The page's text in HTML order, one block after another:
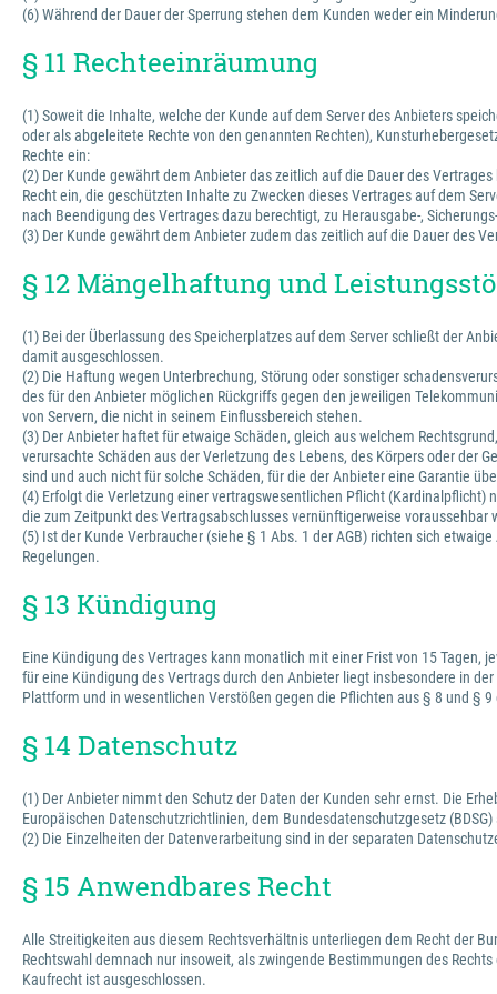
(6) Während der Dauer der Sperrung stehen dem Kunden weder ein
§ 11 Rechteeinräumung
(1) Soweit die Inhalte, welche der Kunde auf dem Server des Anbieters
oder als abgeleitete Rechte von den genannten Rechten),
Rechte ein:
(2) Der Kunde gewährt dem Anbieter das zeitlich auf die Dauer des
Recht ein, die geschützten Inhalte zu Zwecken dieses Vertrages auf dem
nach Beendigung des Vertrages dazu berechtigt, zu Herausgabe-,
(3) Der Kunde gewährt dem Anbieter zudem das zeitlich auf die Dauer des
§ 12 Mängelhaftung und
(1) Bei der Überlassung des Speicherplatzes auf dem Server schließt der
damit ausgeschlossen.
(2) Die Haftung wegen Unterbrechung, Störung oder sonstiger
des für den Anbieter möglichen Rückgriffs gegen den jeweiligen
von Servern, die nicht in seinem Einflussbereich stehen.
(3) Der Anbieter haftet für etwaige Schäden, gleich aus welchem
verursachte Schäden aus der Verletzung des Lebens, des Körpers oder der
sind und auch nicht für solche Schäden, für die der Anbieter eine Garantie
(4) Erfolgt die Verletzung einer vertragswesentlichen Pflicht
die zum Zeitpunkt des Vertragsabschlusses vernünftigerweise voraussehbar
(5) Ist der Kunde Verbraucher (siehe § 1 Abs. 1 der AGB) richten sich
Regelungen.
§ 13 Kündigung
Eine Kündigung des Vertrages kann monatlich mit einer Frist von 15
für eine Kündigung des Vertrags durch den Anbieter liegt insbesondere in
Plattform und in wesentlichen Verstößen gegen die Pflichten aus § 8 und § 9
§ 14 Datenschutz
(1) Der Anbieter nimmt den Schutz der Daten der Kunden sehr ernst. Die
Europäischen Datenschutzrichtlinien, dem Bundesdatenschutzgesetz
(2) Die Einzelheiten der Datenverarbeitung sind in der separaten
§ 15 Anwendbares Recht
Alle Streitigkeiten aus diesem Rechtsverhältnis unterliegen dem Recht der
Rechtswahl demnach nur insoweit, als zwingende Bestimmungen des
Kaufrecht ist ausgeschlossen.